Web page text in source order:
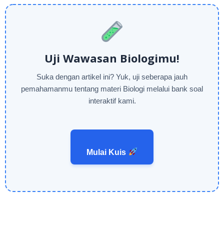
Uji Wawasan Biologimu!
Suka dengan artikel ini? Yuk, uji seberapa jauh
pemahamanmu tentang materi Biologi melalui bank soal
interaktif kami.
Mulai Kuis